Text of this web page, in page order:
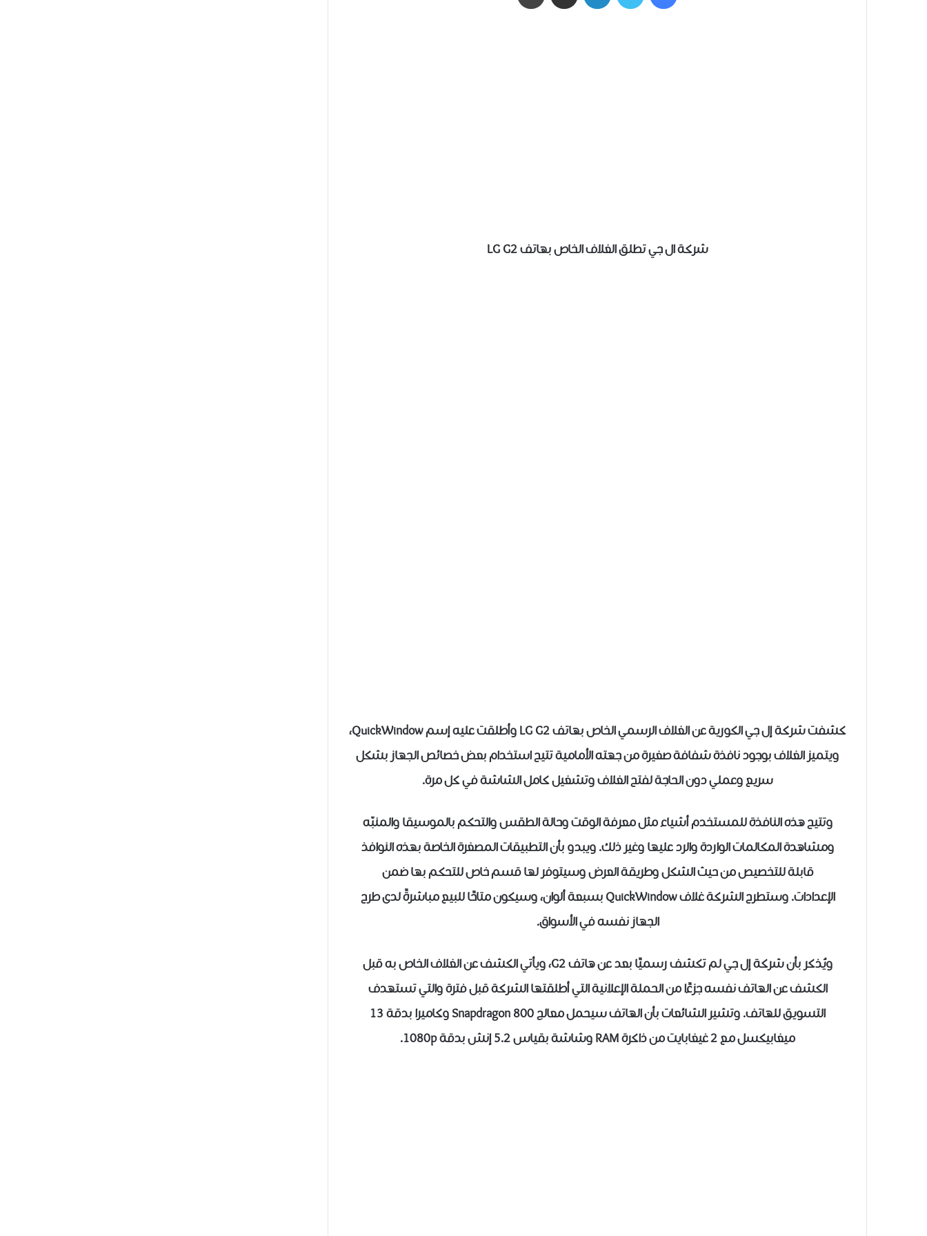
شركة ال جي تطلق الغلاف الخاص بهاتف LG G2
كشفت شركة إل جي الكورية عن الغلاف الرسمي الخاص بهاتف LG G2 وأطلقت عليه إسم QuickWindow،
ويتميز الغلاف بوجود نافذة شفافة صغيرة من جهته الأمامية تتيح استخدام بعض خصائص الجهاز بشكل
سريع وعملي دون الحاجة لفتح الغلاف وتشغيل كامل الشاشة في كل مرة.
وتتيح هذه النافذة للمستخدم أشياء مثل معرفة الوقت وحالة الطقس والتحكم بالموسيقا والمنبّه
ومشاهدة المكالمات الواردة والرد عليها وغير ذلك. ويبدو بأن التطبيقات المصغرة الخاصة بهذه النوافذ
قابلة للتخصيص من حيث الشكل وطريقة العرض وسيتوفر لها قسم خاص للتحكم بها ضمن
الإعدادات. وستطرح الشركة غلاف QuickWindow بسبعة ألوان، وسيكون متاحًا للبيع مباشرةً لدى طرح
الجهاز نفسه في الأسواق.
ويُذكر بأن شركة إل جي لم تكشف رسميًا بعد عن هاتف G2، ويأتي الكشف عن الغلاف الخاص به قبل
الكشف عن الهاتف نفسه جزءًا من الحملة الإعلانية التي أطلقتها الشركة قبل فترة والتي تستهدف
التسويق للهاتف. وتشير الشائعات بأن الهاتف سيحمل معالج Snapdragon 800 وكاميرا بدقة 13
ميغابيكسل مع 2 غيغابايت من ذاكرة RAM وشاشة بقياس 5.2 إنش بدقة 1080p.